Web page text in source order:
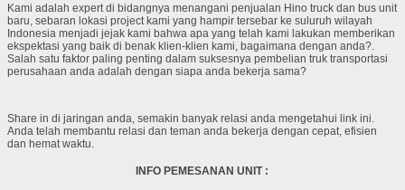
Kami adalah expert di bidangnya menangani penjualan Hino truck dan bus unit
baru, sebaran lokasi project kami yang hampir tersebar ke suluruh wilayah
Indonesia menjadi jejak kami bahwa apa yang telah kami lakukan memberikan
ekspektasi yang baik di benak klien-klien kami, bagaimana dengan anda?.
Salah satu faktor paling penting dalam suksesnya pembelian truk transportasi
perusahaan anda adalah dengan siapa anda bekerja sama?
Share in di jaringan anda, semakin banyak relasi anda mengetahui link ini.
Anda telah membantu relasi dan teman anda bekerja dengan cepat, efisien
dan hemat waktu.
INFO PEMESANAN UNIT :